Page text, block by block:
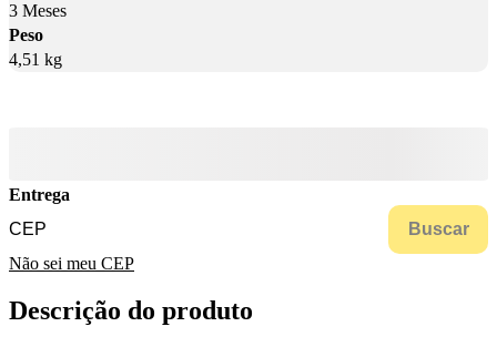
3 Meses
Peso
4,51 kg
Entrega
Buscar
Não sei meu CEP
Descrição do produto